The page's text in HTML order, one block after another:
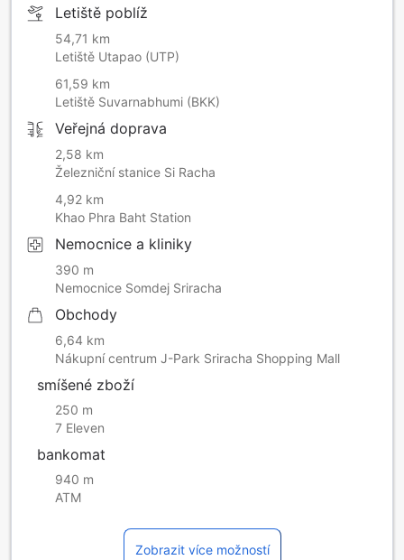
Letiště poblíž
54,71 km
Letiště Utapao (UTP)
61,59 km
Letiště Suvarnabhumi (BKK)
Veřejná doprava
2,58 km
Železniční stanice Si Racha
4,92 km
Khao Phra Baht Station
Nemocnice a kliniky
390 m
Nemocnice Somdej Sriracha
Obchody
6,64 km
Nákupní centrum J-Park Sriracha Shopping Mall
smíšené zboží
250 m
7 Eleven
bankomat
940 m
ATM
Zobrazit více možností